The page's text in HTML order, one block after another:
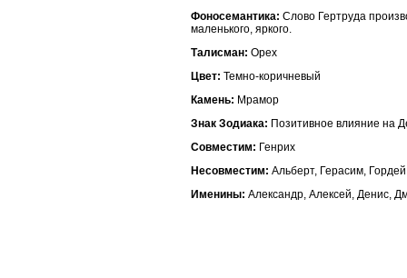
Фоносемантика: Слово Гертруда
маленького, яркого.
Талисман: Орех
Цвет: Темно-коричневый
Камень: Мрамор
Знак Зодиака: Позитивное влияние на
Совместим: Генрих
Несовместим: Альберт, Герасим, Гордей
Именины: Александр, Алексей, Денис,